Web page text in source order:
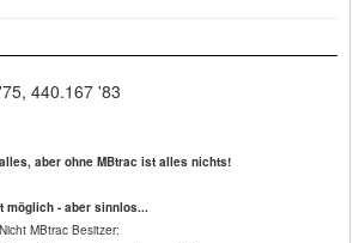
440.167 '83
aber ohne MBtrac ist alles nichts!
möglich - aber sinnlos...
MBtrac Besitzer: